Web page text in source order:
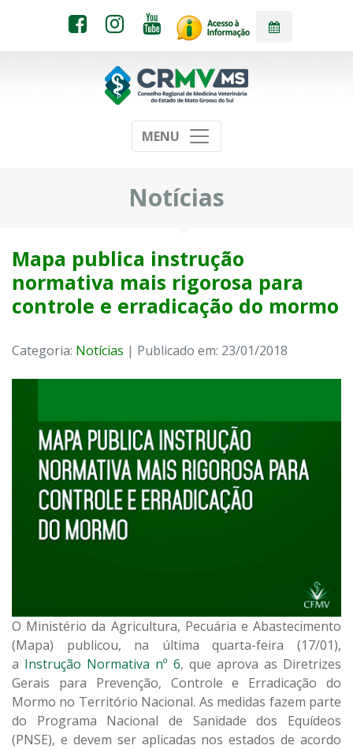
MENU
Notícias
Mapa publica instrução
normativa mais rigorosa para
controle e erradicação do mormo
Categoria: Notícias | Publicado em: 23/01/2018
O Ministério da Agricultura, Pecuária e Abastecimento
(Mapa) publicou, na última quarta-feira (17/01),
a Instrução Normativa nº 6, que aprova as Diretrizes
Gerais para Prevenção, Controle e Erradicação do
Mormo no Território Nacional. As medidas fazem parte
do Programa Nacional de Sanidade dos Equídeos
(PNSE), e devem ser aplicadas nos estados de acordo